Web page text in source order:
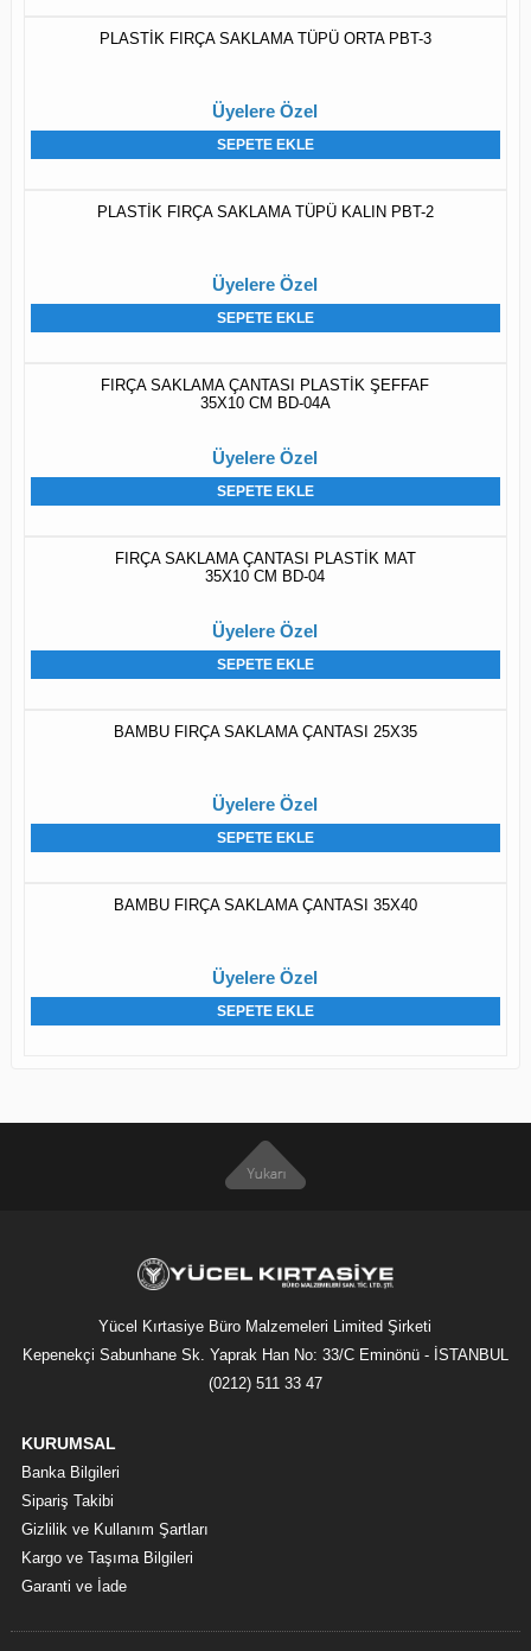
PLASTİK FIRÇA SAKLAMA TÜPÜ ORTA PBT-3
Üyelere Özel
SEPETE EKLE
PLASTİK FIRÇA SAKLAMA TÜPÜ KALIN PBT-2
Üyelere Özel
SEPETE EKLE
FIRÇA SAKLAMA ÇANTASI PLASTİK ŞEFFAF
35X10 CM BD-04A
Üyelere Özel
SEPETE EKLE
FIRÇA SAKLAMA ÇANTASI PLASTİK MAT
35X10 CM BD-04
Üyelere Özel
SEPETE EKLE
BAMBU FIRÇA SAKLAMA ÇANTASI 25X35
Üyelere Özel
SEPETE EKLE
BAMBU FIRÇA SAKLAMA ÇANTASI 35X40
Üyelere Özel
SEPETE EKLE
Yücel Kırtasiye Büro Malzemeleri Limited Şirketi
Kepenekçi Sabunhane Sk. Yaprak Han No: 33/C Eminönü - İSTANBUL
(0212) 511 33 47
KURUMSAL
Banka Bilgileri
Sipariş Takibi
Gizlilik ve Kullanım Şartları
Kargo ve Taşıma Bilgileri
Garanti ve İade